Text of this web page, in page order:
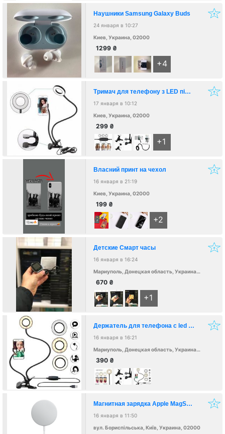
Наушники Samsung Galaxy Buds
24 января в 10:27
Киев, Украина, 02000
1299 ₴
+4
Тримач для телефону з LED підсвічуванням
17 января в 10:12
Киев, Украина, 02000
299 ₴
+1
Власний принт на чехол
16 января в 21:19
Киев, Украина, 02000
199 ₴
+2
Детские Смарт часы
16 января в 16:24
Мариуполь, Донецкая область, Украина, 87500
670 ₴
+1
Держатель для телефона с led подсветкой
16 января в 16:21
Мариуполь, Донецкая область, Украина, 87500
390 ₴
Магнитная зарядка Apple MagSafe
16 января в 11:50
вул. Бориспільська, Київ, Украина, 02000